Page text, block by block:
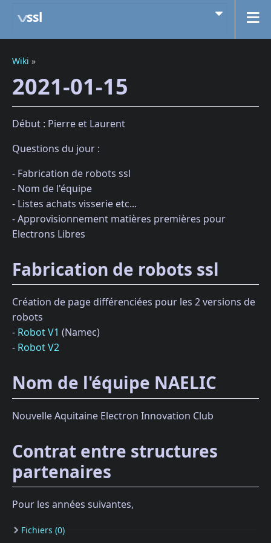
ssl
Wiki »
2021-01-15
Début : Pierre et Laurent
Questions du jour :
- Fabrication de robots ssl
- Nom de l'équipe
- Listes achats visserie etc...
- Approvisionnement matières premières pour
Electrons Libres
Fabrication de robots ssl
Création de page différenciées pour les 2 versions de
robots
- Robot V1 (Namec)
- Robot V2
Nom de l'équipe NAELIC
Nouvelle Aquitaine Electron Innovation Club
Contrat entre structures
partenaires
Pour les années suivantes,
Fichiers (0)